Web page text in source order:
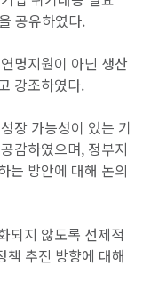
공유하였다.
명지원이 아닌 생산
강조하였다.
장 가능성이 있는 기
감하였으며, 정부지
는 방안에 대해 논의
되지 않도록 선제적
책 추진 방향에 대해